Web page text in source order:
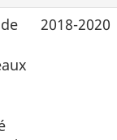
2018-2020